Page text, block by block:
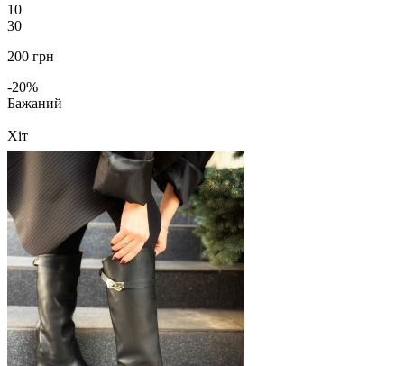
10
30
200 грн
-20%
Бажаний
Хіт